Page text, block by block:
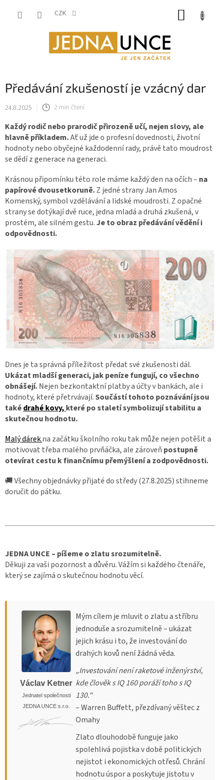
CZK
Předávání zkušeností je vzácný dar
24.8.2025 2 min čtení
Každý rodič nebo prarodič přirozeně učí, nejen slovy, ale
hlavně příkladem.Ať už jde o profesní dovednosti, životní
hodnoty nebo obyčejné každodenní rady, právě tato moudrost
se dědí z generace na generaci.
Krásnou připomínku této role máme každý den na očích – na
papírové dvousetkoruně.Z jedné strany Jan Amos
Komenský, symbol vzdělávání a lidské moudrosti. Z opačné
strany se dotýkají dvě ruce, jedna mladá a druhá zkušená, v
prostém, ale silném gestu. Je to obraz předávání vědění i
odpovědnosti.
Dnes je ta správná příležitost předat své zkušenosti dál.
Ukázat mladší generaci, jak peníze fungují, co všechno
obnášejí.Nejen bezkontaktní platby a účty v bankách, ale i
hodnoty, které přetrvávají.Součástí tohoto poznávání jsou
takédrahé kovy, které po staletí symbolizují stabilitu a
skutečnou hodnotu.
Malý dárekna začátku školního roku tak může nejen potěšit a
motivovat třeba malého prvňáčka, ale zároveň postupně
otevírat cestu k finančnímu přemýšlení a zodpovědnosti.
🚚 Všechny objednávky přijaté do středy (27.8.2025) stihneme
doručit do pátku.
JEDNA UNCE – píšeme o zlatu srozumitelně.
Děkuji za vaši pozornost a důvěru. Vážím si každého čtenáře,
který se zajímá o skutečnou hodnotu věcí.
Václav Ketner
Jednatel společnosti
JEDNA UNCE s.r.o.
Mým cílem je mluvit o zlatu a stříbru
jednoduše a srozumitelně – ukázat
jejich krásu i to, že investování do
drahých kovů není žádná věda.
„Investování není raketové inženýrství,
kde člověk s IQ 160 poráží toho s IQ
130.“
– Warren Buffett, přezdívaný věštec z
Omahy
Zlato dlouhodobě funguje jako
spolehlivá pojistka v době politických
nejistot i ekonomických otřesů. Chrání
hodnotu úspor a poskytuje jistotu v